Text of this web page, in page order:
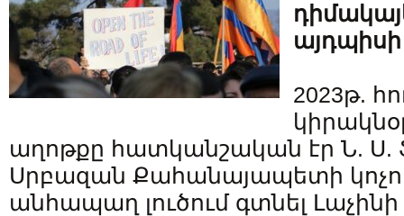
2023թ.
աղոթքը հատկանշական էր Ն. Ս.
Սրբազան Քահանայապետի
անհապաղ լուծում գտնել